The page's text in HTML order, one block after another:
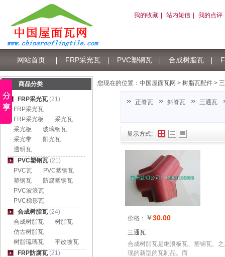
网站首页 FRP采光瓦 PVC塑钢瓦 合成树脂瓦
树脂瓦积分
我的收藏 站内短信 我的点评
显示方式:
价格： ￥30.00
三通瓦
合成树脂瓦是继浪板瓦、塑钢瓦、
现的新型的瓦制品。而
您现在的位置： 中国屋面瓦网 > 树脂瓦配件 >
正脊瓦 斜脊瓦 三通瓦
商品分类
FRP采光瓦 (21)
FRP采光瓦
FRP采光板
采光瓦
采光板
玻璃钢瓦
采光带
阳光瓦
透明瓦
PVC塑钢瓦 (21)
PVC瓦
PVC塑钢瓦
塑钢瓦
防腐塑钢瓦
PVC波浪瓦
PVC梯形瓦
合成树脂瓦 (24)
合成树脂瓦
树脂瓦
仿古树脂瓦
树脂琉璃瓦
平改坡瓦
FRP防腐瓦 (21)